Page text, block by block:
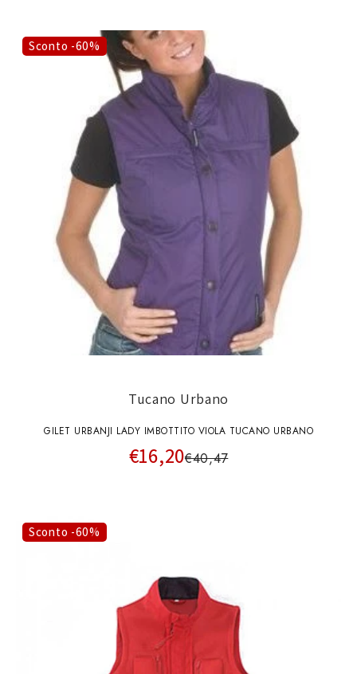
Sconto -60%
Tucano Urbano
GILET URBANJI LADY IMBOTTITO VIOLA TUCANO URBANO
€16,20€40,47
Sconto -60%